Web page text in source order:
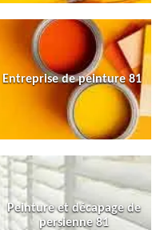
Entreprise de peinture 81
Peinture et décapage de
persienne 81